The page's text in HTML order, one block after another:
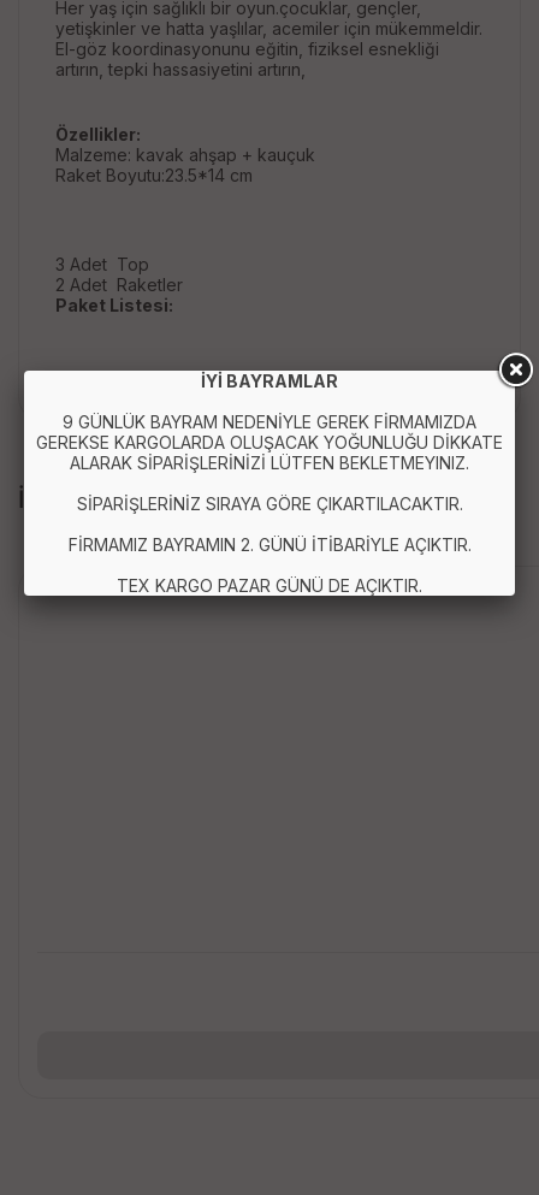
Her yaş için sağlıklı bir oyun.çocuklar, gençler,
yetişkinler ve hatta yaşlılar, acemiler için mükemmeldir.
El-göz koordinasyonunu eğitin, fiziksel esnekliği
artırın, tepki hassasiyetini artırın,
Özellikler:
Malzeme: kavak ahşap + kauçuk
Raket Boyutu:23.5*14 cm
3 Adet Top
2 Adet Raketler
Paket Listesi:
İLGİLİ ÜRÜNLER
İYİ BAYRAMLAR
9 GÜNLÜK BAYRAM NEDENİYLE GEREK FİRMAMIZDA
GEREKSE KARGOLARDA OLUŞACAK YOĞUNLUĞU DİKKATE
ALARAK SİPARİŞLERİNİZİ LÜTFEN BEKLETMEYINIZ.
SİPARİŞLERİNİZ SIRAYA GÖRE ÇIKARTILACAKTIR.
FİRMAMIZ BAYRAMIN 2. GÜNÜ İTİBARİYLE AÇIKTIR.
TEX KARGO PAZAR GÜNÜ DE AÇIKTIR.